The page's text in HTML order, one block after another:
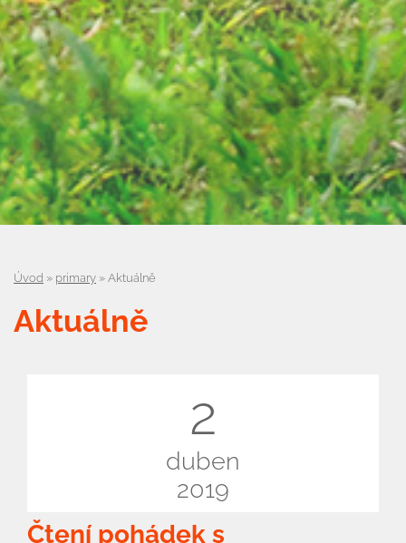
Úvod » primary » Aktuálně
Aktuálně
2
duben
2019
Čtení pohádek s